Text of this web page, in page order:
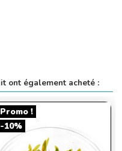
ont également acheté :
Promo !
-10%